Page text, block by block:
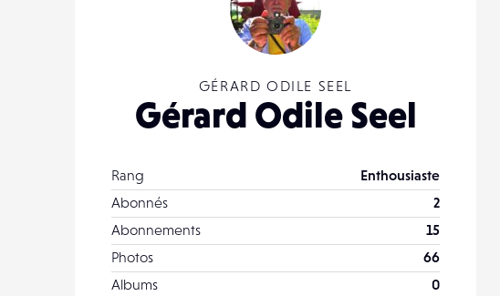
GÉRARD ODILE SEEL
Gérard Odile Seel
Rang
Enthousiaste
Abonnés
2
Abonnements
15
Photos
66
Albums
0